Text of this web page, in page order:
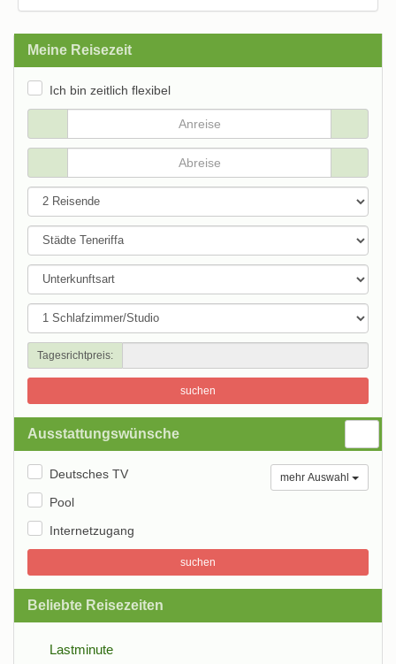
Meine Reisezeit
Ich bin zeitlich flexibel
Tagesrichtpreis:
suchen
Ausstattungswünsche
mehr Auswahl
Deutsches TV
Pool
Internetzugang
suchen
Beliebte Reisezeiten
Lastminute